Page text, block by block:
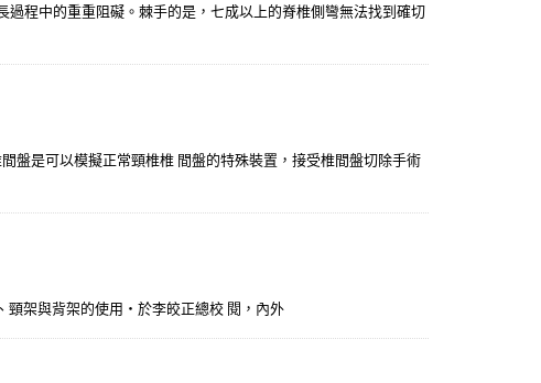
程中的重重阻礙。棘手的是，七成以上的脊椎側彎無法找到確切
盤是可以模擬正常頸椎椎 間盤的特殊裝置，接受椎間盤切除手術
架與背架的使用‧於李皎正總校 閱，內外